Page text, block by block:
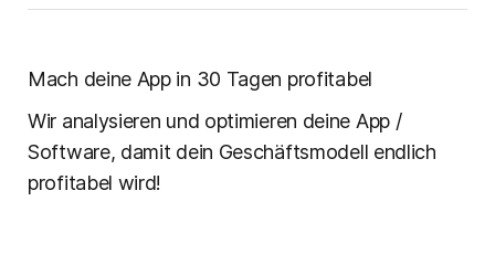
Mach deine App in 30 Tagen profitabel
Wir analysieren und optimieren deine App /
Software, damit dein Geschäftsmodell endlich
profitabel wird!